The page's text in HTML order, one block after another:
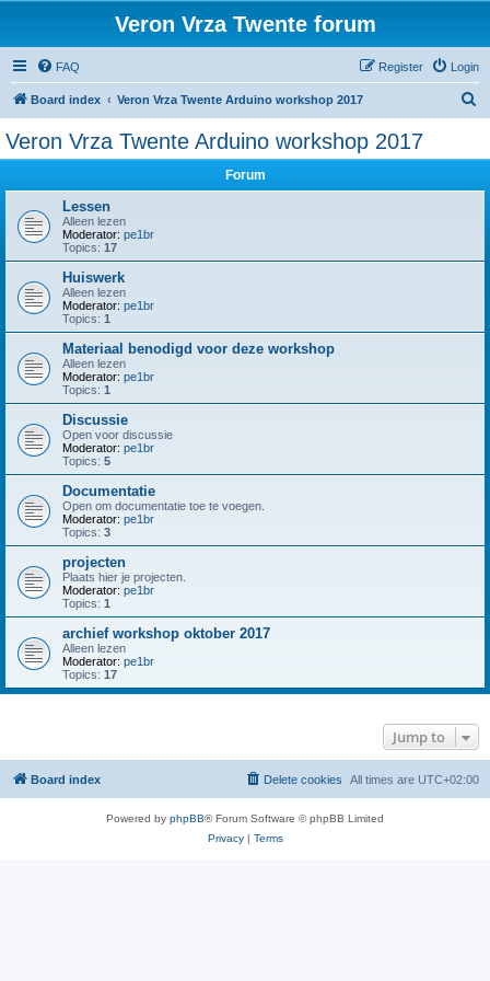
Veron Vrza Twente forum
FAQ Login
Register
Board index Veron Vrza Twente Arduino workshop 2017
Veron Vrza Twente Arduino workshop 2017
Forum
Lessen
Alleen lezen
Moderator: pe1br
Topics: 17
Huiswerk
Alleen lezen
Moderator: pe1br
Topics: 1
Materiaal benodigd voor deze workshop
Alleen lezen
Moderator: pe1br
Topics: 1
Discussie
Open voor discussie
Moderator: pe1br
Topics: 5
Documentatie
Open om documentatie toe te voegen.
Moderator: pe1br
Topics: 3
projecten
Plaats hier je projecten.
Moderator: pe1br
Topics: 1
archief workshop oktober 2017
Alleen lezen
Moderator: pe1br
Topics: 17
Jump to
Board index All times are UTC+02:00
Delete cookies
Powered by phpBB® Forum Software © phpBB Limited
Privacy| Terms